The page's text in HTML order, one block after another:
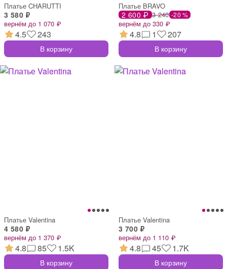
Платье CHARUTTI
3 580 ₽
вернём до 1 070 ₽
4.5 243
В корзину
Платье BRAVO
2 600 ₽ 3 240 -20 %
вернём до 330 ₽
4.8 1 207
В корзину
Платье Valentina
4 580 ₽
вернём до 1 370 ₽
4.8 85 1.5K
В корзину
Платье Valentina
3 700 ₽
вернём до 1 110 ₽
4.8 45 1.7K
В корзину